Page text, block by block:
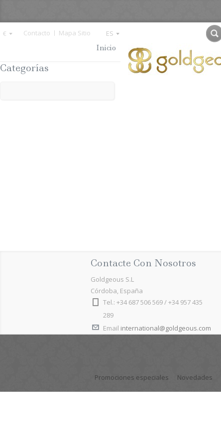
€ Contacto Mapa Sitio ES
Inicio Sobre Nosotros
Categorías
Contacte Con Nosotros
Goldgeous S.L
Córdoba, España
Tel.: +34 687 506 569 / +34 957 435
289
Email international@goldgeous.com
Promociones especiales Novedades